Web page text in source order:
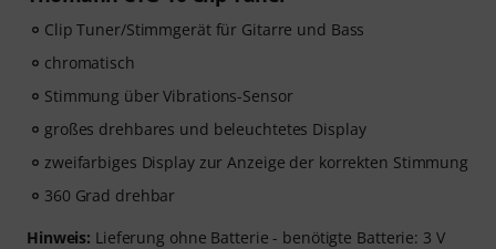
Clip Tuner/Stimmgerät für Gitarre und Bass
chromatisch
Stimmung über Vibrations-Sensor
großes drehbares und beleuchtetes Display
zweifarbiges Display zur Anzeige der korrekten Stimmung
360 Grad drehbar
Hinweis: Lieferung ohne Batterie - benötigte Batterie: 3 V